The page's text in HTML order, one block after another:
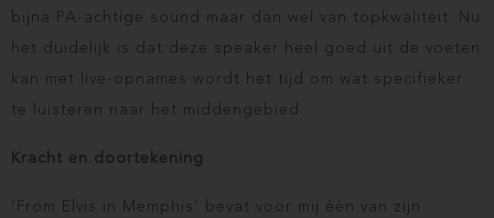
bijna PA-achtige sound maar dan wel van topkwaliteit. Nu
het duidelijk is dat deze speaker heel goed uit de voeten
kan met live-opnames wordt het tijd om wat specifieker
te luisteren naar het middengebied.
Kracht en doortekening
‘From Elvis in Memphis’ bevat voor mij één van zijn